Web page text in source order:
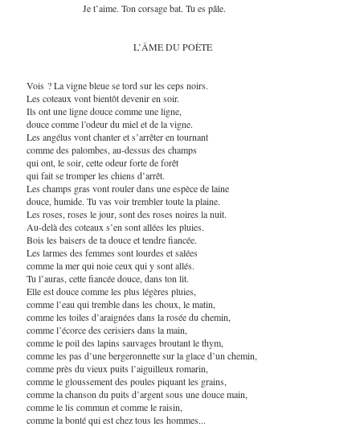
Je t’aime. Ton corsage bat. Tu es pâle.
L’ÂME DU POÈTE
Vois ? La vigne bleue se tord sur les ceps noirs.
Les coteaux vont bientôt devenir en soir.
Ils ont une ligne douce comme une ligne,
douce comme l’odeur du miel et de la vigne.
Les angélus vont chanter et s’arrêter en tournant
comme des palombes, au-dessus des champs
qui ont, le soir, cette odeur forte de forêt
qui fait se tromper les chiens d’arrêt.
Les champs gras vont rouler dans une espèce de laine
douce, humide. Tu vas voir trembler toute la plaine.
Les roses, roses le jour, sont des roses noires la nuit.
Au-delà des coteaux s’en sont allées les pluies.
Bois les baisers de ta douce et tendre fiancée.
Les larmes des femmes sont lourdes et salées
comme la mer qui noie ceux qui y sont allés.
Tu l’auras, cette fiancée douce, dans ton lit.
Elle est douce comme les plus légères pluies,
comme l’eau qui tremble dans les choux, le matin,
comme les toiles d’araignées dans la rosée du chemin,
comme l’écorce des cerisiers dans la main,
comme le poil des lapins sauvages broutant le thym,
comme les pas d’une bergeronnette sur la glace d’un chemin,
comme près du vieux puits l’aiguilleux romarin,
comme le gloussement des poules piquant les grains,
comme la chanson du puits d’argent sous une douce main,
comme le lis commun et comme le raisin,
comme la bonté qui est chez tous les hommes...